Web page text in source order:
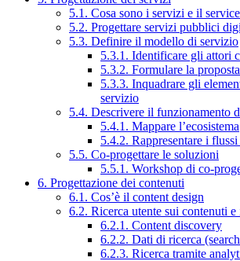
5.1. Cosa sono i servizi e il
5.2. Progettare servizi pubblici
5.3. Definire il modello di servizio
5.3.1. Identificare gli attori
5.3.2. Formulare la
5.3.3. Inquadrare gli
servizio
5.4. Descrivere il funzionamento
5.4.1. Mappare l’ecosistema
5.4.2. Rappresentare i
5.5. Co-progettare le soluzioni
5.5.1. Workshop di co-
6. Progettazione dei contenuti
6.1. Cos’è il content design
6.2. Ricerca utente sui contenuti
6.2.1. Content discovery
6.2.2. Dati di ricerca
6.2.3. Ricerca tramite